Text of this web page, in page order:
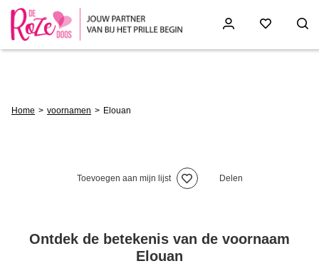
Home voornamen Elouan
Toevoegen aan mijn lijst Delen
Ontdek de betekenis van de voornaam
Elouan